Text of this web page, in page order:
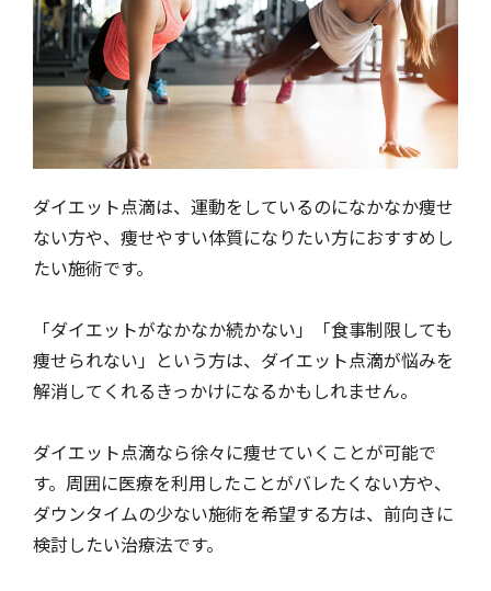
ダイエット点滴は、運動をしているのになかなか痩せ
ない方や、痩せやすい体質になりたい方におすすめし
たい施術です。
「ダイエットがなかなか続かない」「食事制限しても
痩せられない」という方は、ダイエット点滴が悩みを
解消してくれるきっかけになるかもしれません。
ダイエット点滴なら徐々に痩せていくことが可能で
す。周囲に医療を利用したことがバレたくない方や、
ダウンタイムの少ない施術を希望する方は、前向きに
検討したい治療法です。